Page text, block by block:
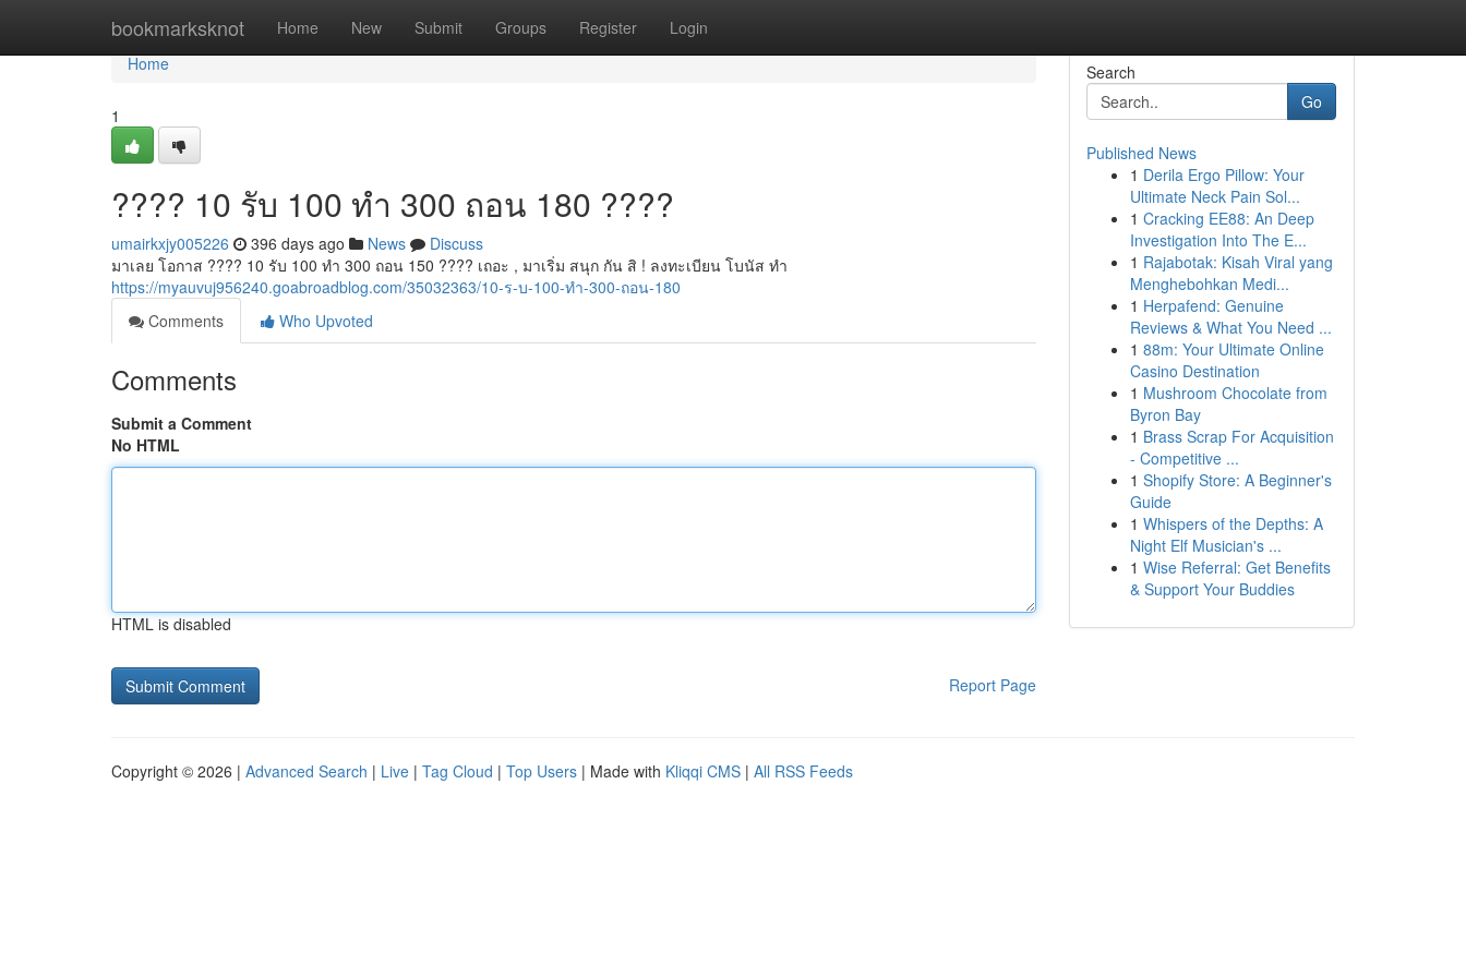
bookmarksknot Home New Submit Groups Register Login
Home
Home
1
???? 10 รับ 100 ทำ 300 ถอน 180 ????
umairkxjy005226 396 days ago News
Discuss
มาเลย โอกาส ???? 10 รับ 100 ทำ 300 ถอน 150 ???? เถอะ , มาเริ่ม สนุก กัน สิ ! ลงทะเบียน โบนัส ทำ
https://myauvuj956240.goabroadblog.com/35032363/10-ร-บ-100-ทำ-300-ถอน-180
Comments
Who Upvoted
Comments
Submit a Comment
No HTML
HTML is disabled
Report Page
Search
Go
Published News
1 Derila Ergo Pillow: Your
Ultimate Neck Pain Sol...
1 Cracking EE88: An Deep
Investigation Into The E...
1 Rajabotak: Kisah Viral yang
Menghebohkan Medi...
1 Herpafend: Genuine
Reviews & What You Need ...
1 88m: Your Ultimate Online
Casino Destination
1 Mushroom Chocolate from
Byron Bay
1 Brass Scrap For Acquisition
- Competitive ...
1 Shopify Store: A Beginner's
Guide
1 Whispers of the Depths: A
Night Elf Musician's ...
1 Wise Referral: Get Benefits
& Support Your Buddies
Copyright © 2026 | Advanced Search | Live | Tag Cloud | Top Users | Made with Kliqqi CMS | All RSS Feeds